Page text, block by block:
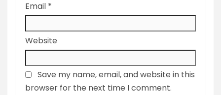
Email *
Website
Save my name, email, and website in this
browser for the next time I comment.